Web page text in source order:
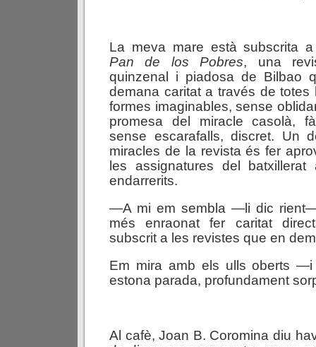
La meva mare està subscrita
Pande losPobres, una
quinzenal i piadosa de Bilbao
demana caritat a través de totes
formes imaginables, sense
promesa del miracle casolà,
sense escarafalls, discret. Un
miracles de la revista és fer
les assignatures del batxillerat
endarrerits.
—A mi em sembla —li dic
més enraonat fer caritat
subscrit a les revistes que en
Em mira amb els ulls oberts
estona parada, profundament
Al cafè, Joan B. Coromina diu